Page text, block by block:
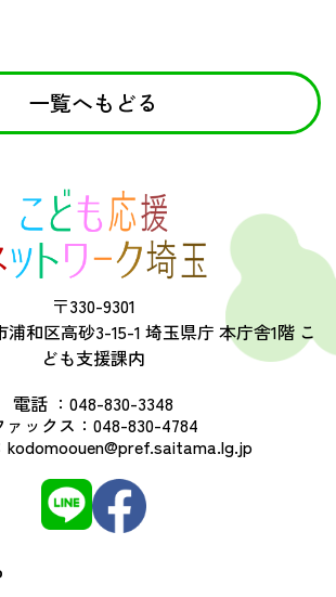
一覧へもどる
〒330-9301
和区高砂3-15-1 埼玉県庁 本庁舎1階 こ
ども支援課内
電話 ： 048-830-3348
ァックス： 048-830-4784
kodomoouen@pref.saitama.lg.jp